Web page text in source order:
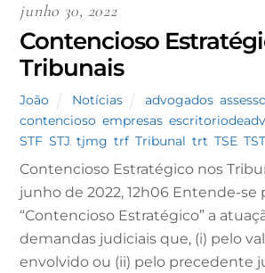
junho 30, 2022
Contencioso
Tribunais
João Notícias advogados ,
contencioso ,empresas ,
STF ,STJ ,tjmg ,trf ,Tribunal ,trt ,TSE ,TST
Contencioso Estratégico nos
junho de 2022, 12h06 Entende-se
“Contencioso Estratégico” a
demandas judiciais que, (i) pelo
envolvido ou (ii) pelo precedente